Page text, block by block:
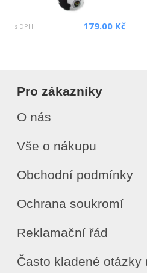
s DPH 179.00 Kč
Pro zákazníky
O nás
Vše o nákupu
Obchodní podmínky
Ochrana soukromí
Reklamační řád
Často kladené otázky